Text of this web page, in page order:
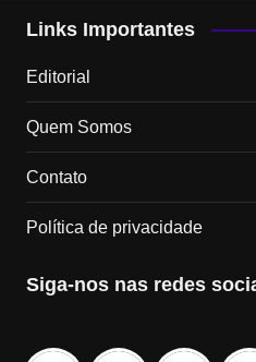
Links Importantes
Editorial
Quem Somos
Contato
Política de privacidade
Siga-nos nas redes